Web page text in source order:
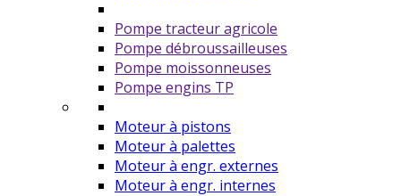
Pompe tracteur agricole
Pompe débroussailleuses
Pompe moissonneuses
Pompe engins TP
Moteur à pistons
Moteur à palettes
Moteur à engr. externes
Moteur à engr. internes